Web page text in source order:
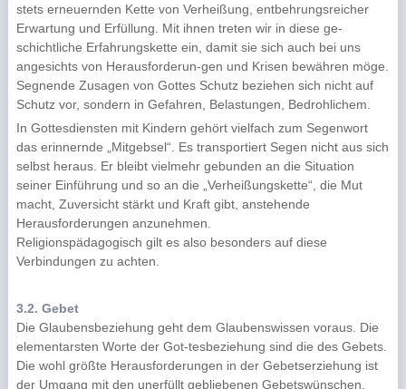
stets erneuernden Kette von Verheißung, entbehrungsreicher
Erwartung und Erfüllung. Mit ihnen treten wir in diese ge-
schichtliche Erfahrungskette ein, damit sie sich auch bei uns
angesichts von Herausforderun-gen und Krisen bewähren möge.
Segnende Zusagen von Gottes Schutz beziehen sich nicht auf
Schutz vor, sondern in Gefahren, Belastungen, Bedrohlichem.
In Gottesdiensten mit Kindern gehört vielfach zum Segenwort
das erinnernde „Mitgebsel“. Es transportiert Segen nicht aus sich
selbst heraus. Er bleibt vielmehr gebunden an die Situation
seiner Einführung und so an die „Verheißungskette“, die Mut
macht, Zuversicht stärkt und Kraft gibt, anstehende
Herausforderungen anzunehmen.
Religionspädagogisch gilt es also besonders auf diese
Verbindungen zu achten.
3.2. Gebet
Die Glaubensbeziehung geht dem Glaubenswissen voraus. Die
elementarsten Worte der Got-tesbeziehung sind die des Gebets.
Die wohl größte Herausforderungen in der Gebetserziehung ist
der Umgang mit den unerfüllt gebliebenen Gebetswünschen.